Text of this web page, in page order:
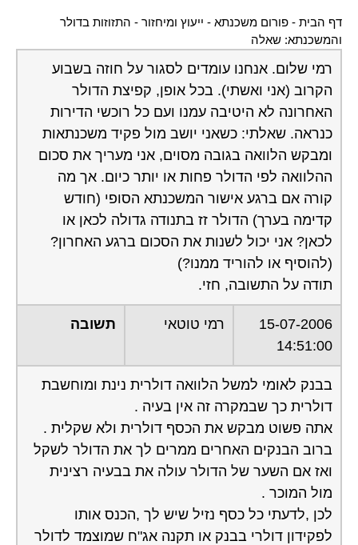
דף הבית - פורום משכנתא - ייעוץ ומיחזור - התזוזות בדולר
והמשכנתא: שאלה
רמי שלום. אנחנו עומדים לסגור על חוזה בשבוע
הקרוב (אני ואשתי). בכל אופן, קפיצת הדולר
האחרונה לא היטיבה עמנו ועם כל רוכשי הדירות
כנראה. שאלתי: כשאני יושב מול פקיד משכנתאות
ומבקש הלוואה בגובה מסוים, אני מעריך את סכום
ההלוואה לפי הדולר פחות או יותר כיום. אך מה
קורה אם ברגע אישור המשכנתא הסופי (חודש
קדימה בערך) הדולר זז בתנודה גדולה לכאן או
לכאן? אני יכול לשנות את הסכום ברגע האחרון?
(להוסיף או להוריד ממנו?)
תודה על התשובה, חזי.
15-07-2006
14:51:00
רמי טוטאי תשובה
בבנק לאומי למשל הלוואה דולרית נינת ומוחשבת
דולרית כך שבמקרה זה אין בעיה .
אתה פשוט מבקש את הכסף דולרית ולא שקלית .
ברוב הבנקים האחרים ממרים לך את הדולר לשקל
ואז אם השער של הדולר עולה את בבעיה רצינית
מול המוכר .
לכן ,לדעתי כל כסף נזיל שיש לך ,הכנס אותו
לפקידון דולרי בבנק או תקנה אג"ח שמוצמד לדולר